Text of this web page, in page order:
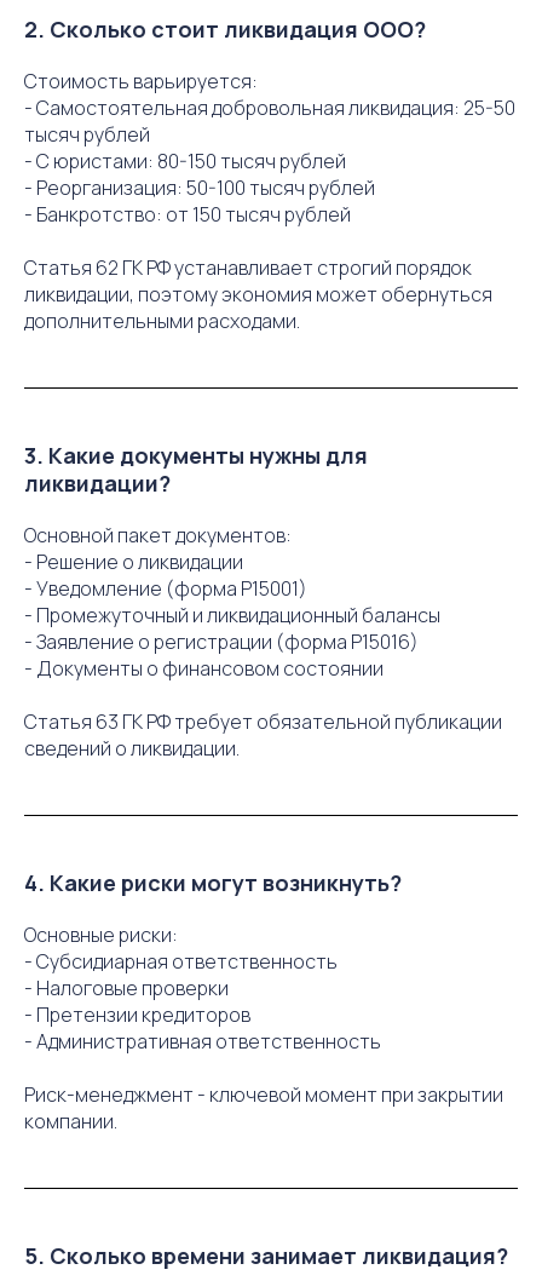
2. Сколько стоит ликвидация ООО?
Стоимость варьируется:
- Самостоятельная добровольная ликвидация: 25-50
тысяч рублей
- С юристами: 80-150 тысяч рублей
- Реорганизация: 50-100 тысяч рублей
- Банкротство: от 150 тысяч рублей
Статья 62 ГК РФ устанавливает строгий порядок
ликвидации, поэтому экономия может обернуться
дополнительными расходами.
3. Какие документы нужны для
ликвидации?
Основной пакет документов:
- Решение о ликвидации
- Уведомление (форма Р15001)
- Промежуточный и ликвидационный балансы
- Заявление о регистрации (форма Р15016)
- Документы о финансовом состоянии
Статья 63 ГК РФ требует обязательной публикации
сведений о ликвидации.
4. Какие риски могут возникнуть?
Основные риски:
- Субсидиарная ответственность
- Налоговые проверки
- Претензии кредиторов
- Административная ответственность
Риск-менеджмент - ключевой момент при закрытии
компании.
5. Сколько времени занимает ликвидация?